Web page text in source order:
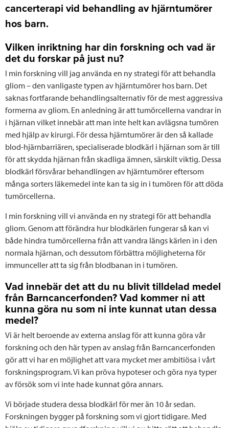
cancerterapi vid behandling av hjärntumörer
hos barn.
Vilken inriktning har din forskning och vad är
det du forskar på just nu?
I min forskning vill jag använda en ny strategi för att behandla
gliom – den vanligaste typen av hjärntumörer hos barn. Det
saknas fortfarande behandlingsalternativ för de mest aggressiva
formerna av gliom. En anledning är att tumörcellerna vandrar in
i hjärnan vilket innebär att man inte helt kan avlägsna tumören
med hjälp av kirurgi. För dessa hjärntumörer är den så kallade
blod-hjärnbarriären, specialiserade blodkärl i hjärnan som är till
för att skydda hjärnan från skadliga ämnen, särskilt viktig. Dessa
blodkärl försvårar behandlingen av hjärntumörer eftersom
många sorters läkemedel inte kan ta sig in i tumören för att döda
tumörcellerna.
I min forskning vill vi använda en ny strategi för att behandla
gliom. Genom att förändra hur blodkärlen fungerar så kan vi
både hindra tumörcellerna från att vandra längs kärlen in i den
normala hjärnan, och dessutom förbättra möjligheterna för
immunceller att ta sig från blodbanan in i tumören.
Vad innebär det att du nu blivit tilldelad medel
från Barncancerfonden? Vad kommer ni att
kunna göra nu som ni inte kunnat utan dessa
medel?
Vi är helt beroende av externa anslag för att kunna göra vår
forskning och den här typen av anslag från Barncancerfonden
gör att vi har en möjlighet att vara mycket mer ambitiösa i vårt
forskningsprogram. Vi kan pröva hypoteser och göra nya typer
av försök som vi inte hade kunnat göra annars.
Vi började studera dessa blodkärl för mer än 10 år sedan.
Forskningen bygger på forskning som vi gjort tidigare. Med